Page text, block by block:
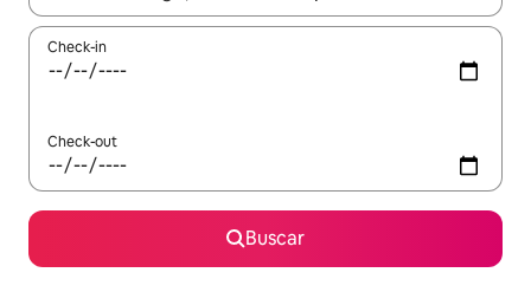
Check-in
Check-out
Buscar